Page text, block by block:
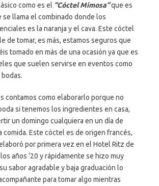
como es el “Cóctel Mimosa”que es
se llama el combinado donde los
es la naranja y el cava. Este cóctel
de tomar, es más, estamos seguros que
tomado en más de una ocasión ya que es
que suelen servirse en eventos como
contamos como elaborarlo porque no
si tenemos los ingredientes en casa,
un domingo cualquiera en un día de
comida. Este cóctel es de origen francés,
por primera vez en el Hotel Ritz de
años ’20 y rápidamente se hizo muy
sabor agradable y baja graduación lo
para tomar algo mientras